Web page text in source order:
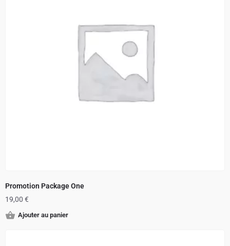
Promotion Package One
19,00 €
Ajouter au panier